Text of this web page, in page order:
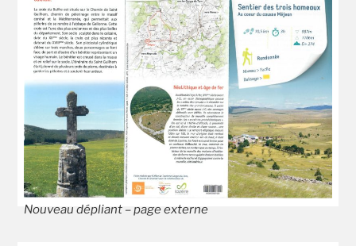
Nouveau dépliant – page externe